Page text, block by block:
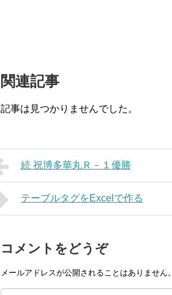
関連記事
記事は見つかりませんでした。
続 祝博多華丸Ｒ－１優勝
テーブルタグをExcelで作る
コメントをどうぞ
メールアドレスが公開されることはありません。